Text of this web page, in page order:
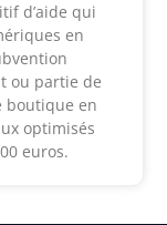
d’aide qui
en
ou partie de
boutique en
optimisés
euros.